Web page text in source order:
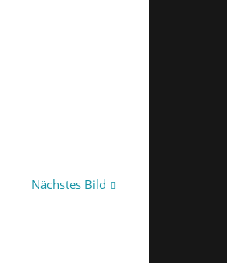
Nächstes Bild